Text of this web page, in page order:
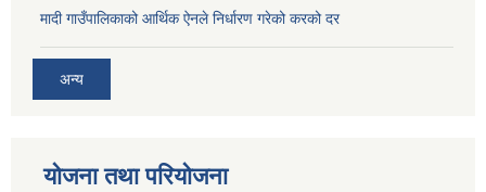
मादी गाउँपालिकाको आर्थिक ऐनले निर्धारण गरेको करको दर
अन्य
योजना तथा परियोजना